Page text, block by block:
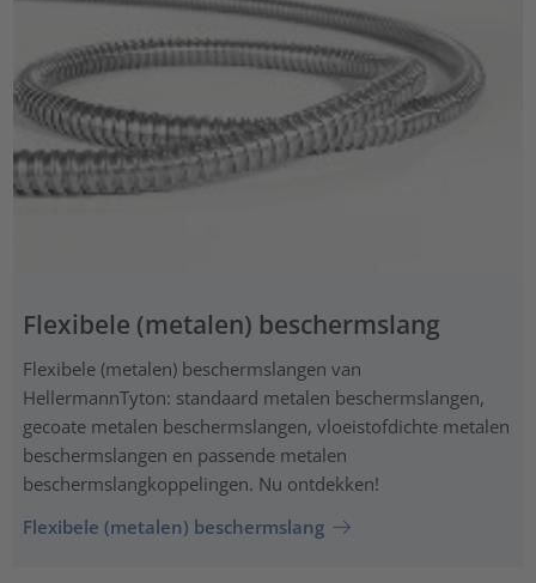
Flexibele (metalen) beschermslang
Flexibele (metalen) beschermslangen van
HellermannTyton: standaard metalen beschermslangen,
gecoate metalen beschermslangen, vloeistofdichte metalen
beschermslangen en passende metalen
beschermslangkoppelingen. Nu ontdekken!
Flexibele (metalen) beschermslang